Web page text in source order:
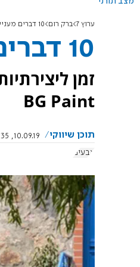
ערוץ 7 ברק רום 10 דברים מעניינים לעשות עם צבעי הידרו
10 דברים מעניינים לעשות עם צבעי הידרו
זמן
BG Paint
תוכן שיווקי
10.09.19, 21:35
צבעים